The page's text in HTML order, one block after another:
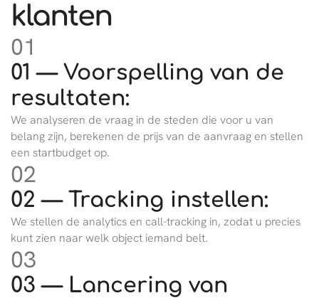
klanten
01
01 — Voorspelling van de
resultaten:
We analyseren de vraag in de steden die voor u van
belang zijn, berekenen de prijs van de aanvraag en stellen
een startbudget op.
02
02 — Tracking instellen:
We stellen de analytics en call-tracking in, zodat u precies
kunt zien naar welk object iemand belt.
03
03 — Lancering van